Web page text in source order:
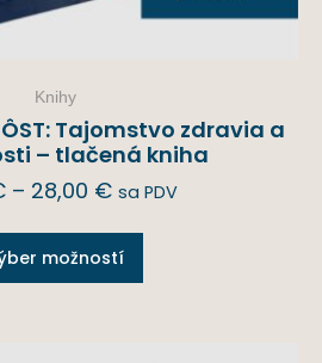
Knihy
Tajomstvo zdravia a
– tlačená kniha
– 28,00 € sa PDV
možností